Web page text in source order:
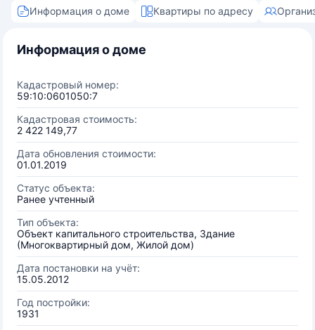
Информация о доме Квартиры по адресу
Информация о доме
Кадастровый номер:
59:10:0601050:7
Кадастровая стоимость:
2 422 149,77
Дата обновления стоимости:
01.01.2019
Статус объекта:
Ранее учтенный
Тип объекта:
Объект капитального строительства, Здание
(Многоквартирный дом, Жилой дом)
Дата постановки на учёт:
15.05.2012
Год постройки:
1931